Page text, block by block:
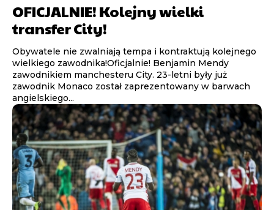
OFICJALNIE! Kolejny wielki
transfer City!
Obywatele nie zwalniają tempa i kontraktują kolejnego
wielkiego zawodnika!Oficjalnie! Benjamin Mendy
zawodnikiem manchesteru City. 23-letni były już
zawodnik Monaco został zaprezentowany w barwach
angielskiego...